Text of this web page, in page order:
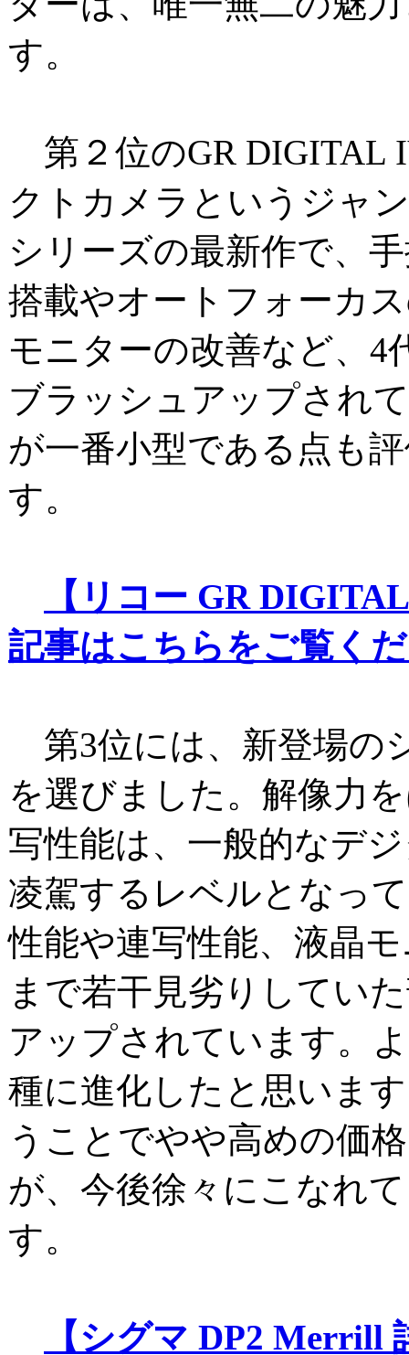
す。
第２位のGR DIGITAL
クトカメラというジャ
シリーズの最新作で、
搭載やオートフォーカ
モニターの改善など、4
ブラッシュアップされ
が一番小型である点も
す。
【リコー GR
記事はこちらをご覧く
第3位には、新登場の
を選びました。解像力
写性能は、一般的なデ
凌駕するレベルとなっ
性能や連写性能、液晶
まで若干見劣りしてい
アップされています。
種に進化したと思いま
うことでやや高めの価
が、今後徐々にこなれ
す。
【シグマ DP2 Merrill